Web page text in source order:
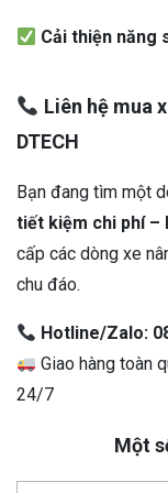
Cải thiện năng
Liên hệ mua
DTECH
Bạn đang tìm một
tiết kiệm chi phí –
cấp các dòng xe
chu đáo.
Hotline/Zalo:
Giao hàng toàn
24/7
Một